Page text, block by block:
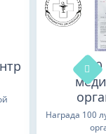
Награда 100